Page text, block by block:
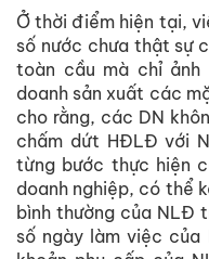
Ở thời điểm hiện tại,
số nước chưa thật sự
toàn cầu mà chỉ ảnh
doanh sản xuất các
cho rằng, các DN
chấm dứt HĐLĐ với
từng bước thực hiện
doanh nghiệp, có thể
bình thường của NLĐ
số ngày làm việc